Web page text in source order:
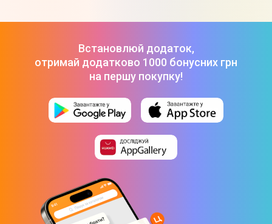
Встановлюй додаток,
отримай додатково 1000 бонусних грн
на першу покупку!